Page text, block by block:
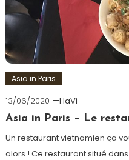
Asia in Paris
13/06/2020
HaVi
Asia in Paris – Le
Un restaurant vietnamien ça
alors ! Ce restaurant situé